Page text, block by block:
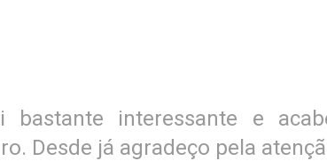
bastante interessante e
Desde já agradeço pela